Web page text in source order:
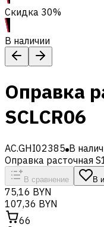
Скидка 30%
В наличии
Оправка
SCLCR06
AC.GHI02385 В
Оправка расточная
В сравнение В
75,16 BYN
107,36 BYN
66